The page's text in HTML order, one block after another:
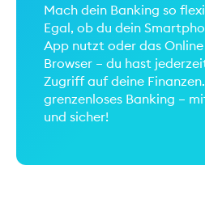
Mach dein Banking so
Egal, ob du dein
App nutzt oder das
Browser – du hast
Zugriff auf deine
grenzenloses Banking –
und sicher!